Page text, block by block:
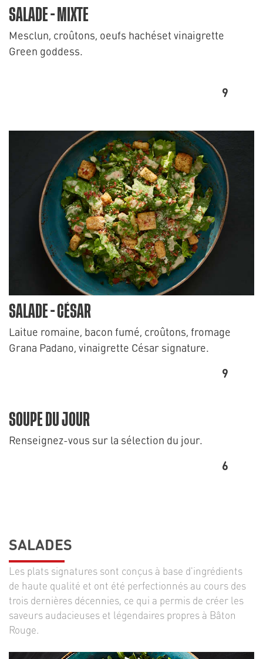
SALADE - MIXTE
Mesclun, croûtons, oeufs hachéset vinaigrette
Green goddess.
9
SALADE - CÉSAR
Laitue romaine, bacon fumé, croûtons, fromage
Grana Padano, vinaigrette César signature.
9
SOUPE DU JOUR
Renseignez-vous sur la sélection du jour.
6
SALADES
Les plats signatures sont conçus à base d'ingrédients
de haute qualité et ont été perfectionnés au cours des
trois dernières décennies, ce qui a permis de créer les
saveurs audacieuses et légendaires propres à Bâton
Rouge.